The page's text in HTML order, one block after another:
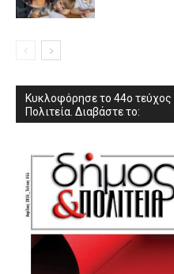
Κυκλοφόρησε το 44ο
Πολιτεία. Διαβάστε το: